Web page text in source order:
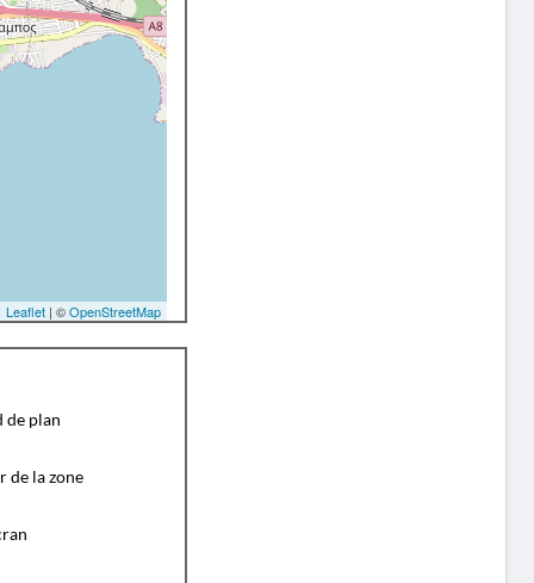
Leaflet| ©OpenStreetMap
de plan
de la zone